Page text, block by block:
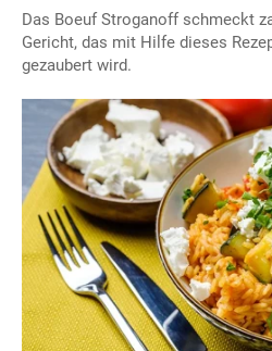
Das Boeuf Stroganoff schmeckt
Gericht, das mit Hilfe dieses
gezaubert wird.